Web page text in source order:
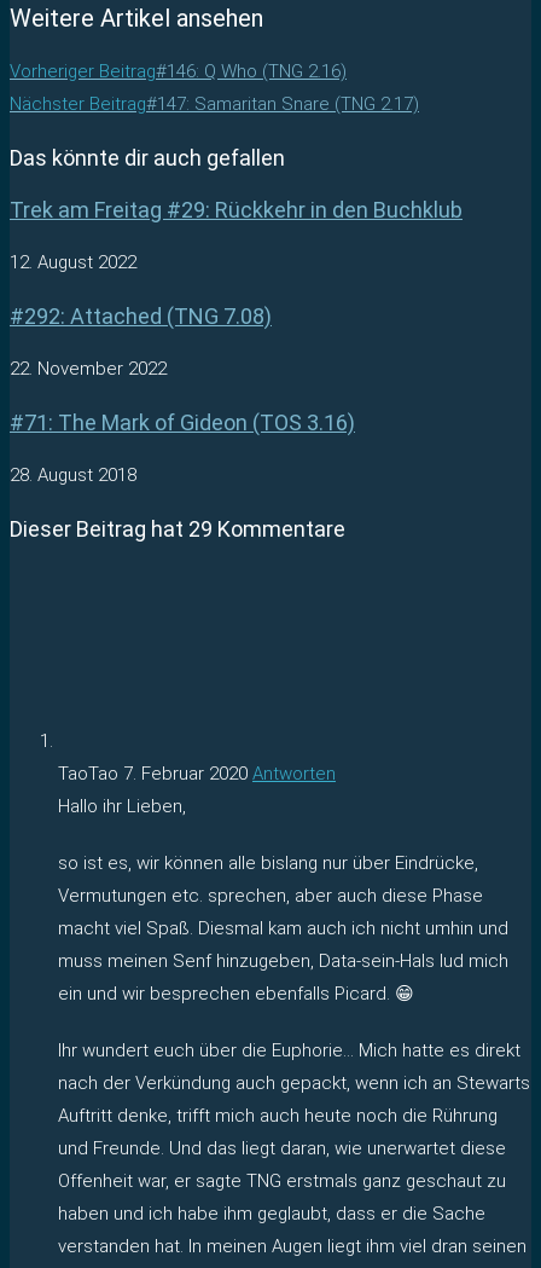
Weitere Artikel ansehen
Vorheriger Beitrag#146: Q Who (TNG 2.16)
Nächster Beitrag#147: Samaritan Snare (TNG 2.17)
Das könnte dir auch gefallen
Trek am Freitag #29: Rückkehr in den Buchklub
12. August 2022
#292: Attached (TNG 7.08)
22. November 2022
#71: The Mark of Gideon (TOS 3.16)
28. August 2018
Dieser Beitrag hat 29 Kommentare
TaoTao 7. Februar 2020 Antworten
Hallo ihr Lieben,
so ist es, wir können alle bislang nur über Eindrücke,
Vermutungen etc. sprechen, aber auch diese Phase
macht viel Spaß. Diesmal kam auch ich nicht umhin und
muss meinen Senf hinzugeben, Data-sein-Hals lud mich
ein und wir besprechen ebenfalls Picard. 😁
Ihr wundert euch über die Euphorie… Mich hatte es direkt
nach der Verkündung auch gepackt, wenn ich an Stewarts
Auftritt denke, trifft mich auch heute noch die Rührung
und Freunde. Und das liegt daran, wie unerwartet diese
Offenheit war, er sagte TNG erstmals ganz geschaut zu
haben und ich habe ihm geglaubt, dass er die Sache
verstanden hat. In meinen Augen liegt ihm viel dran seinen